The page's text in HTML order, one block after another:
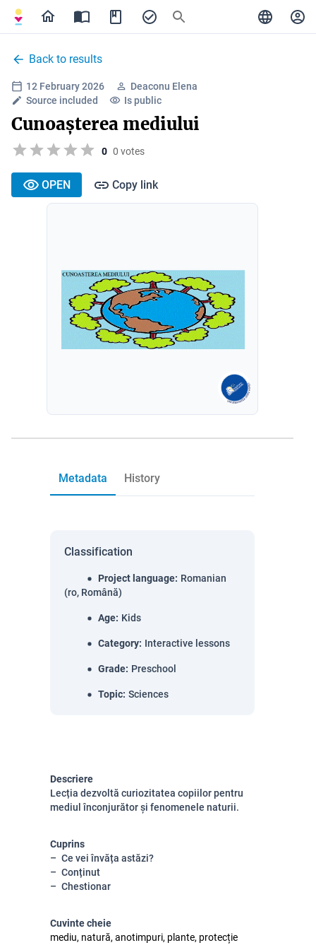
Back to results
12 February 2026
Deaconu Elena
Source included
Is public
Cunoașterea mediului
0 0 votes
OPEN Copy link
Metadata History
Classification
Project language: Romanian
(ro, Română)
Age: Kids
Category: Interactive lessons
Grade: Preschool
Topic: Sciences
Descriere
Lecția dezvoltă curiozitatea copiilor pentru
mediul înconjurător și fenomenele naturii.
Cuprins
Ce vei învăța astăzi?
Conținut
Chestionar
Cuvinte cheie
mediu, natură, anotimpuri, plante, protecție